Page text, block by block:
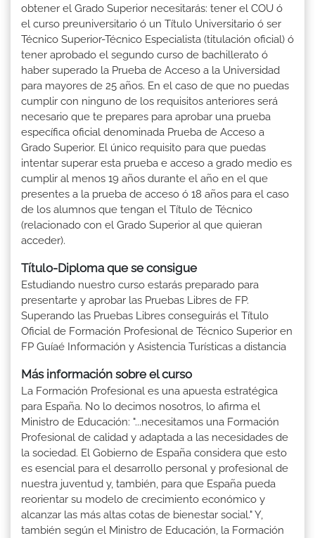
obtener el Grado Superior necesitarás: tener el COU ó
el curso preuniversitario ó un Título Universitario ó ser
Técnico Superior-Técnico Especialista (titulación oficial) ó
tener aprobado el segundo curso de bachillerato ó
haber superado la Prueba de Acceso a la Universidad
para mayores de 25 años. En el caso de que no puedas
cumplir con ninguno de los requisitos anteriores será
necesario que te prepares para aprobar una prueba
específica oficial denominada Prueba de Acceso a
Grado Superior. El único requisito para que puedas
intentar superar esta prueba e acceso a grado medio es
cumplir al menos 19 años durante el año en el que
presentes a la prueba de acceso ó 18 años para el caso
de los alumnos que tengan el Título de Técnico
(relacionado con el Grado Superior al que quieran
acceder).
Título-Diploma que se consigue
Estudiando nuestro curso estarás preparado para
presentarte y aprobar las Pruebas Libres de FP.
Superando las Pruebas Libres conseguirás el Título
Oficial de Formación Profesional de Técnico Superior en
FP Guíaé Información y Asistencia Turísticas a distancia
Más información sobre el curso
La Formación Profesional es una apuesta estratégica
para España. No lo decimos nosotros, lo afirma el
Ministro de Educación: "...necesitamos una Formación
Profesional de calidad y adaptada a las necesidades de
la sociedad. El Gobierno de España considera que esto
es esencial para el desarrollo personal y profesional de
nuestra juventud y, también, para que España pueda
reorientar su modelo de crecimiento económico y
alcanzar las más altas cotas de bienestar social." Y,
también según el Ministro de Educación, la Formación